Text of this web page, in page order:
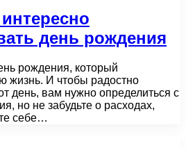
день рождения
рождения, который
жизнь. И чтобы радостно
день, вам нужно определиться с
но не забудьте о расходах,
себе…